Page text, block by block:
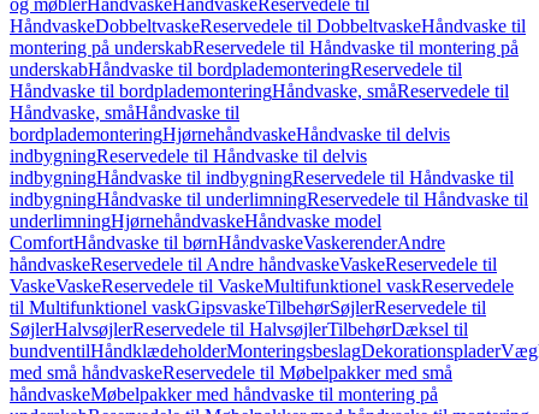
og møblerHåndvaskeHåndvaskeReservedele til
HåndvaskeDobbeltvaskeReservedele til DobbeltvaskeHåndvaske til
montering på underskabReservedele til Håndvaske til montering på
underskabHåndvaske til bordplademonteringReservedele til
Håndvaske til bordplademonteringHåndvaske, småReservedele til
Håndvaske, småHåndvaske til
bordplademonteringHjørnehåndvaskeHåndvaske til delvis
indbygningReservedele til Håndvaske til delvis
indbygningHåndvaske til indbygningReservedele til Håndvaske til
indbygningHåndvaske til underlimningReservedele til Håndvaske til
underlimningHjørnehåndvaskeHåndvaske model
ComfortHåndvaske til børnHåndvaskeVaskerenderAndre
håndvaskeReservedele til Andre håndvaskeVaskeReservedele til
VaskeVaskeReservedele til VaskeMultifunktionel vaskReservedele
til Multifunktionel vaskGipsvaskeTilbehørSøjlerReservedele til
SøjlerHalvsøjlerReservedele til HalvsøjlerTilbehørDæksel til
bundventilHåndklædeholderMonteringsbeslagDekorationsplader
med små håndvaskeReservedele til Møbelpakker med små
håndvaskeMøbelpakker med håndvaske til montering på